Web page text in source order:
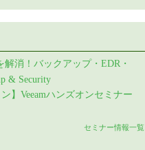
解消！バックアップ・EDR・
& Security
ン】Veeamハンズオンセミナー
セミナー情報一覧